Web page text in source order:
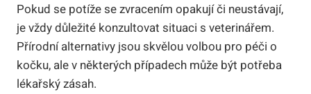
Pokud se potíže se zvracením opakují či neustávají,
je vždy důležité konzultovat situaci s veterinářem.
Přírodní alternativy jsou skvělou volbou pro péči o
kočku, ale v některých případech může být potřeba
lékařský zásah.